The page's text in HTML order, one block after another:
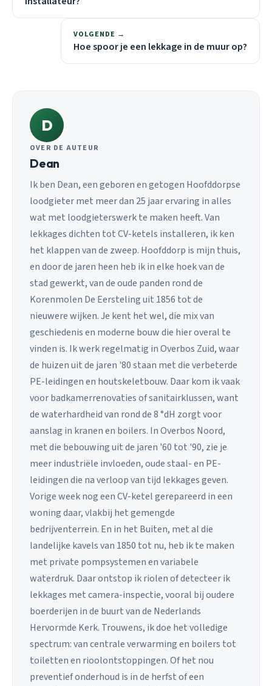
VOLGENDE →
Hoe spoor je een lekkage in de muur op?
D
OVER DE AUTEUR
Dean
Ik ben Dean, een geboren en getogen Hoofddorpse
loodgieter met meer dan 25 jaar ervaring in alles
wat met loodgieterswerk te maken heeft. Van
lekkages dichten tot CV-ketels installeren, ik ken
het klappen van de zweep. Hoofddorp is mijn thuis,
en door de jaren heen heb ik in elke hoek van de
stad gewerkt, van de oude panden rond de
Korenmolen De Eersteling uit 1856 tot de
nieuwere wijken. Je kent het wel, die mix van
geschiedenis en moderne bouw die hier overal te
vinden is. Ik werk regelmatig in Overbos Zuid, waar
de huizen uit de jaren '80 staan met die verbeterde
PE-leidingen en houtskeletbouw. Daar kom ik vaak
voor badkamerrenovaties of sanitairklussen, want
de waterhardheid van rond de 8 °dH zorgt voor
aanslag in kranen en boilers. In Overbos Noord,
met die bebouwing uit de jaren '60 tot '90, zie je
meer industriële invloeden, oude staal- en PE-
leidingen die na verloop van tijd lekkages geven.
Vorige week nog een CV-ketel gerepareerd in een
woning daar, vlakbij het gemengde
bedrijventerrein. En in het Buiten, met al die
landelijke kavels van 1850 tot nu, heb ik te maken
met private pompsystemen en variabele
waterdruk. Daar ontstop ik riolen of detecteer ik
lekkages met camera-inspectie, vooral bij oudere
boerderijen in de buurt van de Nederlands
Hervormde Kerk. Trouwens, ik doe het volledige
spectrum: van centrale verwarming en boilers tot
toiletten en rioolontstoppingen. Of het nou
preventief onderhoud is in de herfst of een